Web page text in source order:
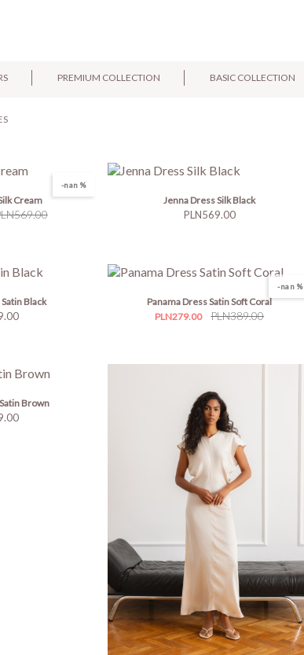
PREMIUM COLLECTION BASIC COLLECTION
-nan %
Cream Jenna Dress Silk Black
Price
PLN569.00
Black
-nan %
Panama Dress Satin Soft Coral
Price
PLN279.00
Regular
PLN389.00
Brown